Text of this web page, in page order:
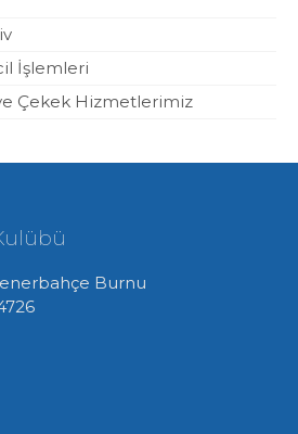
İşlemleri
Çekek Hizmetlerimiz
Burnu